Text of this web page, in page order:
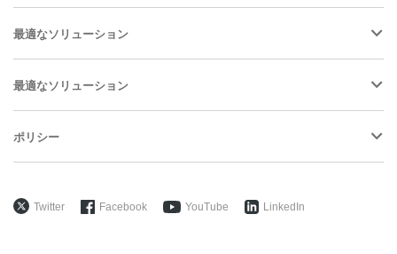
最適なソリューション
最適なソリューション
ポリシー
Twitter Facebook YouTube LinkedIn